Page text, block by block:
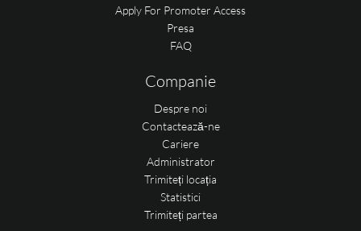
Apply For Promoter Access
Presa
FAQ
Companie
Despre noi
Contactează-ne
Cariere
Administrator
Trimiteți locația
Statistici
Trimiteți partea